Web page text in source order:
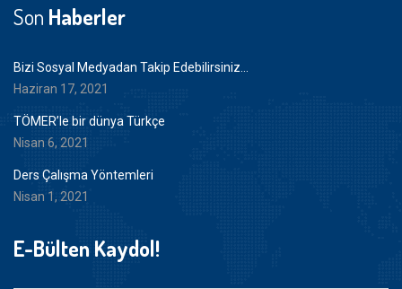
Son Haberler
Bizi Sosyal Medyadan Takip Edebilirsiniz…
Haziran 17, 2021
TÖMER’le bir dünya Türkçe
Nisan 6, 2021
Ders Çalışma Yöntemleri
Nisan 1, 2021
E-Bülten Kaydol!